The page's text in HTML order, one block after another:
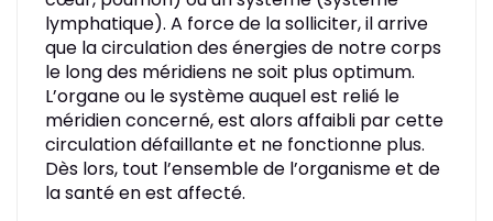
lymphatique). A force de la solliciter, il arrive
que la circulation des énergies de notre corps
le long des méridiens ne soit plus optimum.
L’organe ou le système auquel est relié le
méridien concerné, est alors affaibli par cette
circulation défaillante et ne fonctionne plus.
Dès lors, tout l’ensemble de l’organisme et de
la santé en est affecté.